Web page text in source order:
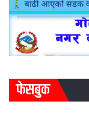
फेसबुक